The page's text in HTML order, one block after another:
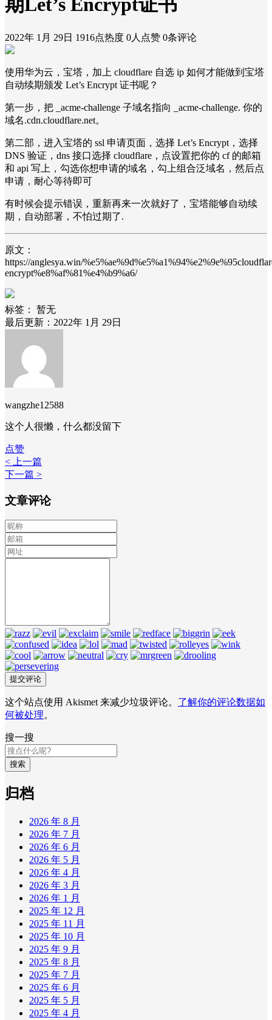
期Let’s Encrypt证书
2022年 1月 29日 1916点热度 0人点赞 0条评论
使用华为云，宝塔，加上 cloudflare 自选 ip 如何才能做到宝塔
自动续期颁发 Let’s Encrypt 证书呢？
第一步，把 _acme-challenge 子域名指向 _acme-challenge. 你的
域名.cdn.cloudflare.net。
第二部，进入宝塔的 ssl 申请页面，选择 Let’s Encrypt，选择
DNS 验证，dns 接口选择 cloudflare，点设置把你的 cf 的邮箱
和 api 写上，勾选你想申请的域名，勾上组合泛域名，然后点
申请，耐心等待即可
有时候会提示错误，重新再来一次就好了，宝塔能够自动续
期，自动部署，不怕过期了.
原文：
https://anglesya.win/
encrypt%e8%af%81%e4%b9%a6/
标签：
暂无
最后更新：2022年 1月 29日
wangzhe12588
这个人很懒，什么都没留下
点赞
< 上一篇
下一篇 >
文章评论
这个站点使用 Akismet 来减少垃圾评论。 了解你的评论数据如
何被处理。
搜一搜
搜索
归档
2026 年 8 月
2026 年 7 月
2026 年 6 月
2026 年 5 月
2026 年 4 月
2026 年 3 月
2026 年 1 月
2025 年 12 月
2025 年 11 月
2025 年 10 月
2025 年 9 月
2025 年 8 月
2025 年 7 月
2025 年 6 月
2025 年 5 月
2025 年 4 月